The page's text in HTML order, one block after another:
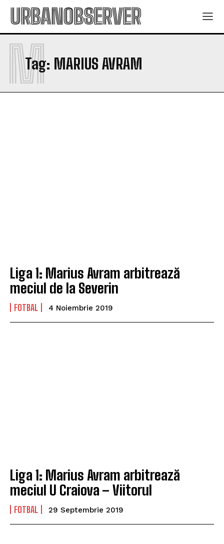
URBANOBSERVER
Tag: MARIUS AVRAM
M
Liga 1: Marius Avram arbitrează
meciul de la Severin
FOTBAL 4 Noiembrie 2019
Liga 1: Marius Avram arbitrează
meciul U Craiova – Viitorul
FOTBAL 29 Septembrie 2019